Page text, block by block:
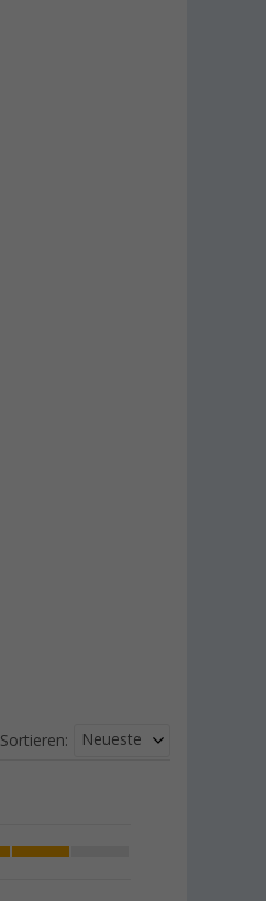
Sortieren: Neueste